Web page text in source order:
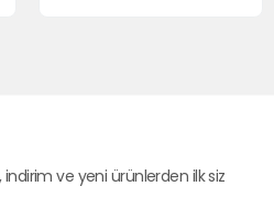
ve yeni ürünlerden ilk siz